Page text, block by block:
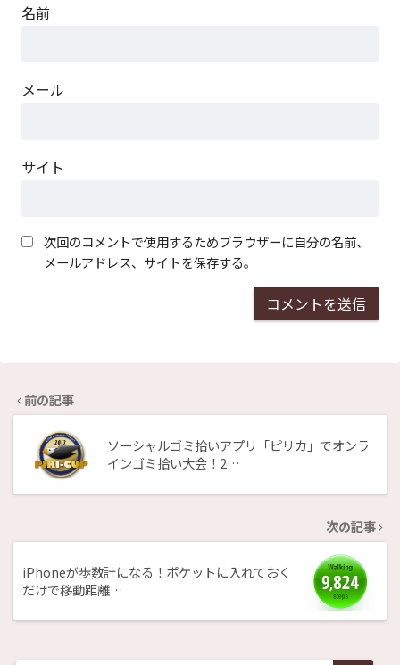
名前
メール
サイト
次回のコメントで使用するためブラウザーに自分の名前、
メールアドレス、サイトを保存する。
前の記事
ソーシャルゴミ拾いアプリ「ピリカ」でオンラ
インゴミ拾い大会！2…
次の記事
iPhoneが歩数計になる！ポケットに入れておく
だけで移動距離…